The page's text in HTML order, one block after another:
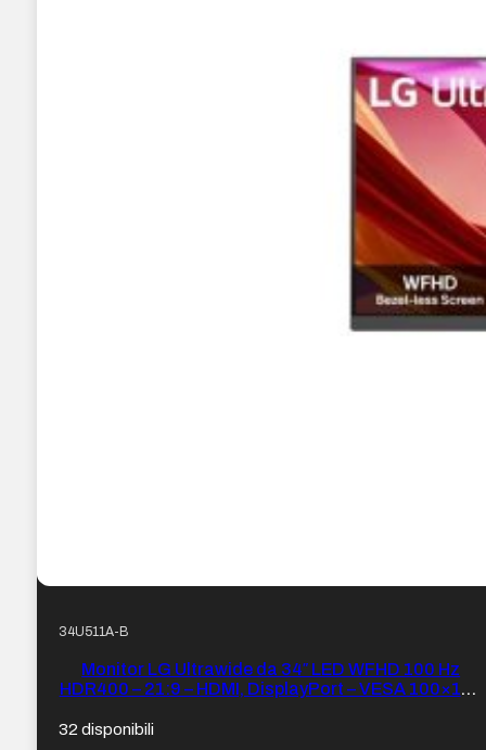
34U511A-B
Monitor LG Ultrawide da 34″ LED WFHD 100 Hz
HDR400 – 21:9 – HDMI, DisplayPort – VESA 100×100
32 disponibili